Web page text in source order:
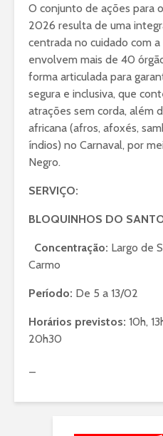
O conjunto de ações para
2026 resulta de uma
centrada no cuidado com
envolvem mais de 40
forma articulada para
segura e inclusiva, que
atrações sem corda, além
africana (afros, afoxés,
índios) no Carnaval, por
Negro.
SERVIÇO:
BLOQUINHOS DO
Concentração: Largo de
Carmo
Período: De 5 a 13/02
Horários previstos: 10h,
20h30